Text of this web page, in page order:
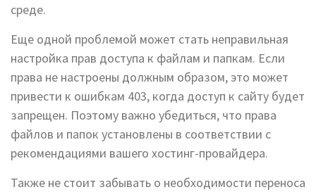
среде.
Еще одной проблемой может стать неправильная
настройка прав доступа к файлам и папкам. Если
права не настроены должным образом, это может
привести к ошибкам 403, когда доступ к сайту будет
запрещен. Поэтому важно убедиться, что права
файлов и папок установлены в соответствии с
рекомендациями вашего хостинг-провайдера.
Также не стоит забывать о необходимости переноса